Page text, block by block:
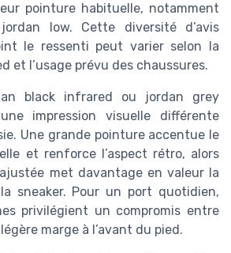
pointure habituelle, notamment
low. Cette diversité d’avis
le ressenti peut varier selon la
et l’usage prévu des chaussures.
black infrared ou jordan grey
impression visuelle différente
Une grande pointure accentue le
et renforce l’aspect rétro, alors
met davantage en valeur la
sneaker. Pour un port quotidien,
privilégient un compromis entre
marge à l’avant du pied.